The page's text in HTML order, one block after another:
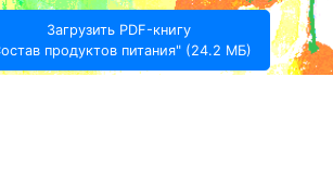
Загрузить PDF-книгу
продуктов питания" (24.2 МБ)